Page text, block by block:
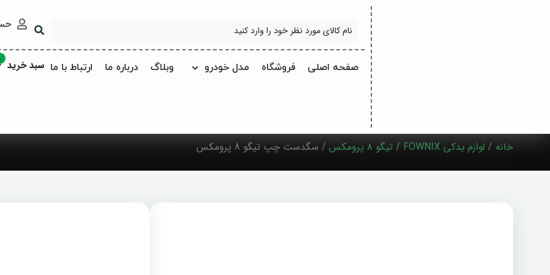
جستجو
صفحه اصلی فروشگاه مدل خودرو وبلاگ درباره ما ارتباط با ما سبد خرید
خانه / لوازم یدکی FOWNIX / تیگو ۸ پرومکس / سگدست چپ تیگو 8 پرومکس